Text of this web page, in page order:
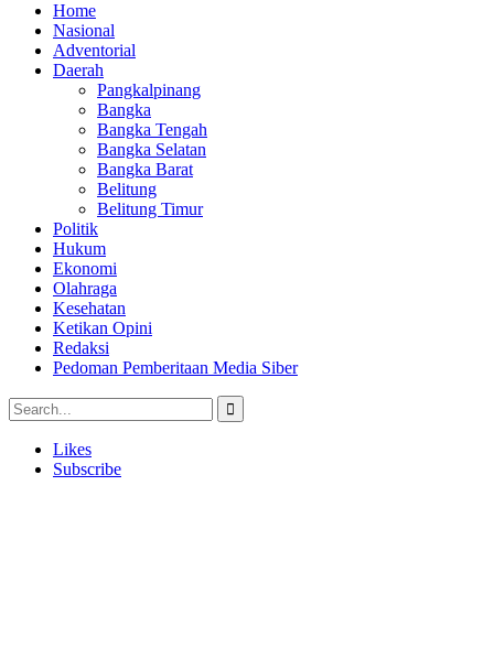
Home
Nasional
Adventorial
Daerah
Pangkalpinang
Bangka
Bangka Tengah
Bangka Selatan
Bangka Barat
Belitung
Belitung Timur
Politik
Hukum
Ekonomi
Olahraga
Kesehatan
Ketikan Opini
Redaksi
Pedoman Pemberitaan Media Siber
Likes
Subscribe